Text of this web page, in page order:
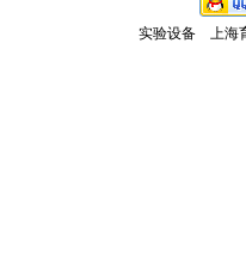
实验设备 上海